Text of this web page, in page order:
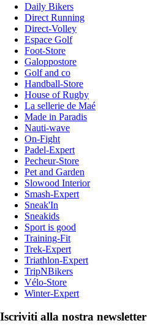
Daily Bikers
Direct Running
Direct-Volley
Espace Golf
Foot-Store
Galoppostore
Golf and co
Handball-Store
House of Rugby
La sellerie de Maé
Made in Paradis
Nauti-wave
On-Fight
Padel-Expert
Pecheur-Store
Pet and Garden
Slowood Interior
Smash-Expert
Sneak'In
Sneakids
Sport is good
Training-Fit
Trek-Expert
Triathlon-Expert
TripNBikers
Vélo-Store
Winter-Expert
Iscriviti alla nostra newsletter